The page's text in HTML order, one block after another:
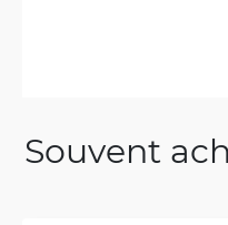
Souvent